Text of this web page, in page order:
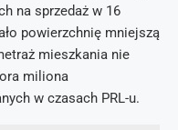
na sprzedaż w 16
powierzchnię mniejszą
mieszkania nie
miliona
w czasach PRL-u.